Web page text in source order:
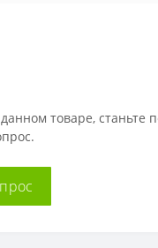
товаре, станьте